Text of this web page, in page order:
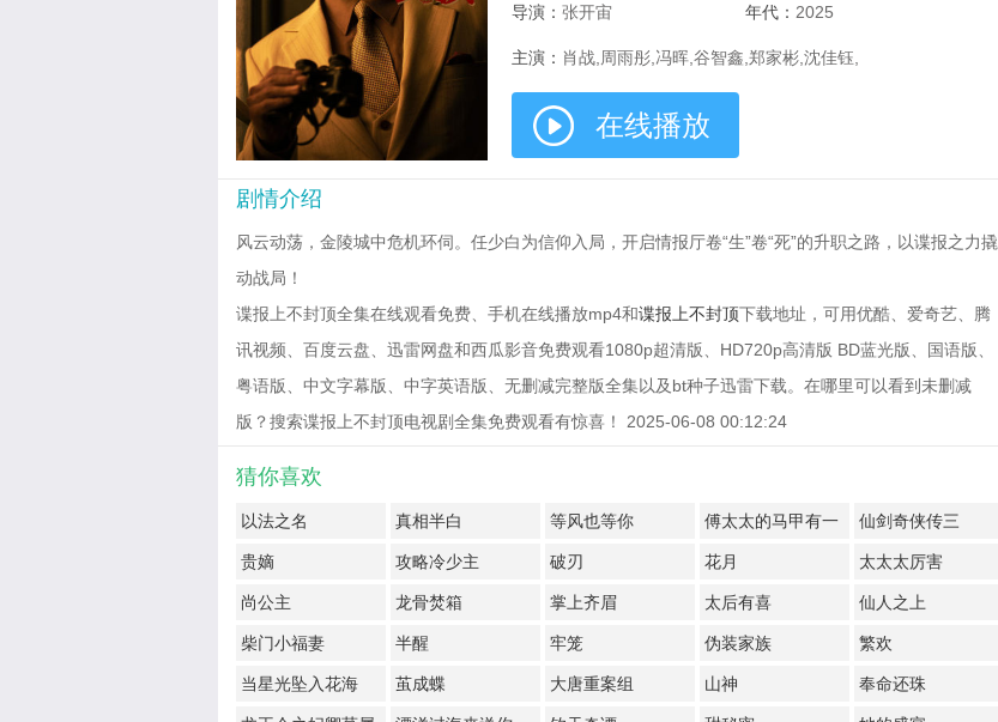
导演： 张开宙 年代： 2025
主演： 肖战,周雨彤,冯晖,谷智鑫,郑家彬,沈佳钰,
在线播放
剧情介绍
风云动荡，金陵城中危机环伺。任少白为信仰入局，开启情报厅卷“生”卷“死”的升职之路，以谍报之力撬
动战局！
谍报上不封顶全集在线观看免费、手机在线播放mp4和谍报上不封顶下载地址，可用优酷、爱奇艺、腾
讯视频、百度云盘、迅雷网盘和西瓜影音免费观看1080p超清版、HD720p高清版 BD蓝光版、国语版、
粤语版、中文字幕版、中字英语版、无删减完整版全集以及bt种子迅雷下载。在哪里可以看到未删减
版？搜索谍报上不封顶电视剧全集免费观看有惊喜！ 2025-06-08 00:12:24
猜你喜欢
以法之名 真相半白 等风也等你
傅太太的马甲有一
点多
仙剑奇侠传三
贵嫡 攻略冷少主 破刃 花月 太太太厉害
尚公主 龙骨焚箱 掌上齐眉 太后有喜 仙人之上
柴门小福妻 半醒 牢笼 伪装家族 繁欢
当星光坠入花海 茧成蝶 大唐重案组 山神 奉命还珠